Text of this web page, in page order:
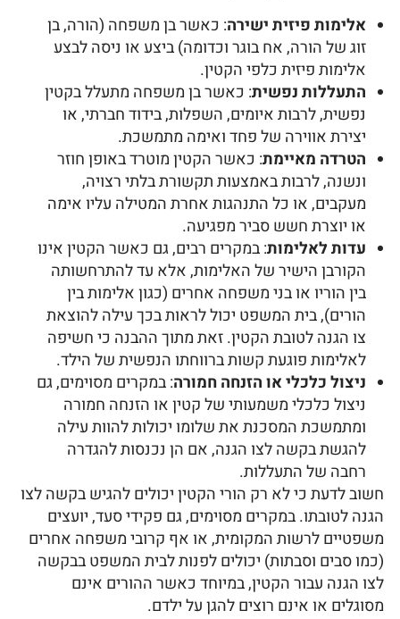
אלימות פיזית ישירה: כאשר בן משפחה (הורה, בן
זוג של הורה, אח בוגר וכדומה) ביצע או ניסה לבצע
אלימות פיזית כלפי הקטין.
התעללות נפשית: כאשר בן משפחה מתעלל בקטין
נפשית, לרבות איומים, השפלות, בידוד חברתי, או
יצירת אווירה של פחד ואימה מתמשכת.
הטרדה מאיימת: כאשר הקטין מוטרד באופן חוזר
ונשנה, לרבות באמצעות תקשורת בלתי רצויה,
מעקבים, או כל התנהגות אחרת המטילה עליו אימה
או יוצרת חשש סביר מפגיעה.
עדות לאלימות: במקרים רבים, גם כאשר הקטין אינו
הקורבן הישיר של האלימות, אלא עד להתרחשותה
בין הוריו או בני משפחה אחרים (כגון אלימות בין
הורים), בית המשפט יכול לראות בכך עילה להוצאת
צו הגנה לטובת הקטין. זאת מתוך ההבנה כי חשיפה
לאלימות פוגעת קשות ברווחתו הנפשית של הילד.
ניצול כלכלי או הזנחה חמורה: במקרים מסוימים, גם
ניצול כלכלי משמעותי של קטין או הזנחה חמורה
ומתמשכת המסכנת את שלומו יכולות להוות עילה
להגשת בקשה לצו הגנה, אם הן נכנסות להגדרה
רחבה של התעללות.
חשוב לדעת כי לא רק הורי הקטין יכולים להגיש בקשה לצו
הגנה לטובתו. במקרים מסוימים, גם פקידי סעד, יועצים
משפטיים לרשות המקומית, או אף קרובי משפחה אחרים
(כמו סבים וסבתות) יכולים לפנות לבית המשפט בבקשה
לצו הגנה עבור הקטין, במיוחד כאשר ההורים אינם
מסוגלים או אינם רוצים להגן על ילדם.